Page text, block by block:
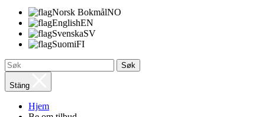
Norsk BokmålNO
EnglishEN
SvenskaSV
SuomiFI
Søk
Stäng
Hjem